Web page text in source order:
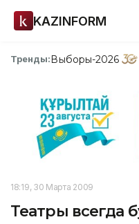
KAZINFORM
Тренды:Выборы-2026
18:19, 30 Марта 2009
Театры всегда